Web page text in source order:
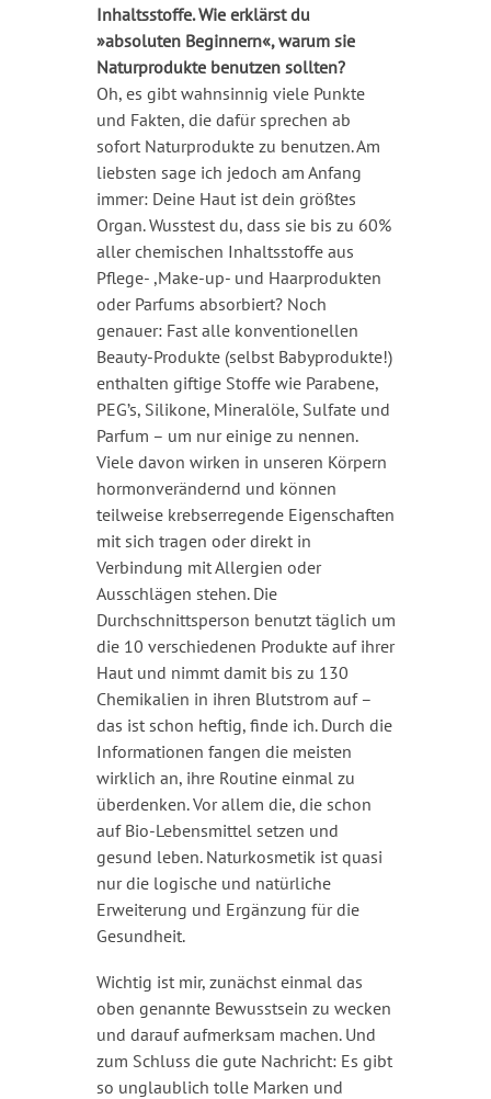
Inhaltsstoffe.Wie erklärst du
»absoluten Beginnern«, warum sie
Naturprodukte benutzen sollten?
Oh, es gibt wahnsinnig viele Punkte
und Fakten, die dafür sprechen ab
sofort Naturprodukte zu benutzen. Am
liebsten sage ich jedoch am Anfang
immer: Deine Haut ist dein größtes
Organ. Wusstest du, dass sie bis zu 60%
aller chemischen Inhaltsstoffe aus
Pflege- ,Make-up- und Haarprodukten
oder Parfums absorbiert? Noch
genauer: Fast alle konventionellen
Beauty-Produkte (selbst Babyprodukte!)
enthalten giftige Stoffe wie Parabene,
PEG’s, Silikone, Mineralöle, Sulfate und
Parfum – um nur einige zu nennen.
Viele davon wirken in unseren Körpern
hormonverändernd und können
teilweise krebserregende Eigenschaften
mit sich tragen oder direkt in
Verbindung mit Allergien oder
Ausschlägen stehen. Die
Durchschnittsperson benutzt täglich um
die 10 verschiedenen Produkte auf ihrer
Haut und nimmt damit bis zu 130
Chemikalien in ihren Blutstrom auf –
das ist schon heftig, finde ich. Durch die
Informationen fangen die meisten
wirklich an, ihre Routine einmal zu
überdenken. Vor allem die, die schon
auf Bio-Lebensmittel setzen und
gesund leben. Naturkosmetik ist quasi
nur die logische und natürliche
Erweiterung und Ergänzung für die
Gesundheit.
Wichtig ist mir, zunächst einmal das
oben genannte Bewusstsein zu wecken
und darauf aufmerksam machen. Und
zum Schluss die gute Nachricht: Es gibt
so unglaublich tolle Marken und